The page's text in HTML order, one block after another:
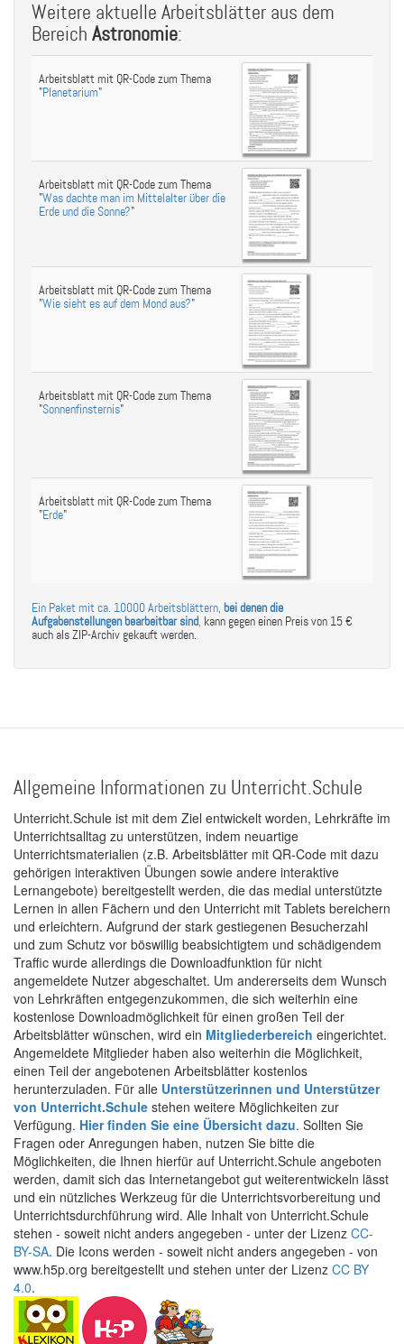
Weitere aktuelle Arbeitsblätter aus dem
Bereich Astronomie:
Arbeitsblatt mit QR-Code zum Thema
"Planetarium"
Arbeitsblatt mit QR-Code zum Thema
"Was dachte man im Mittelalter über die
Erde und die Sonne?"
Arbeitsblatt mit QR-Code zum Thema
"Wie sieht es auf dem Mond aus?"
Arbeitsblatt mit QR-Code zum Thema
"Sonnenfinsternis"
Arbeitsblatt mit QR-Code zum Thema
"Erde"
Ein Paket mit ca. 10000 Arbeitsblättern, bei denen die
Aufgabenstellungen bearbeitbar sind, kann gegen einen Preis von 15 €
auch als ZIP-Archiv gekauft werden.
Allgemeine Informationen zu Unterricht.Schule
Unterricht.Schule ist mit dem Ziel entwickelt worden, Lehrkräfte im
Unterrichtsalltag zu unterstützen, indem neuartige
Unterrichtsmaterialien (z.B. Arbeitsblätter mit QR-Code mit dazu
gehörigen interaktiven Übungen sowie andere interaktive
Lernangebote) bereitgestellt werden, die das medial unterstützte
Lernen in allen Fächern und den Unterricht mit Tablets bereichern
und erleichtern. Aufgrund der stark gestiegenen Besucherzahl
und zum Schutz vor böswillig beabsichtigtem und schädigendem
Traffic wurde allerdings die Downloadfunktion für nicht
angemeldete Nutzer abgeschaltet. Um andererseits dem Wunsch
von Lehrkräften entgegenzukommen, die sich weiterhin eine
kostenlose Downloadmöglichkeit für einen großen Teil der
Arbeitsblätter wünschen, wird ein Mitgliederbereich eingerichtet.
Angemeldete Mitglieder haben also weiterhin die Möglichkeit,
einen Teil der angebotenen Arbeitsblätter kostenlos
herunterzuladen. Für alle Unterstützerinnen und Unterstützer
von Unterricht.Schule stehen weitere Möglichkeiten zur
Verfügung. Hier finden Sie eine Übersicht dazu. Sollten Sie
Fragen oder Anregungen haben, nutzen Sie bitte die
Möglichkeiten, die Ihnen hierfür auf Unterricht.Schule angeboten
werden, damit sich das Internetangebot gut weiterentwickeln lässt
und ein nützliches Werkzeug für die Unterrichtsvorbereitung und
Unterrichtsdurchführung wird. Alle Inhalt von Unterricht.Schule
stehen - soweit nicht anders angegeben - unter der Lizenz CC-
BY-SA. Die Icons werden - soweit nicht anders angegeben - von
www.h5p.org bereitgestellt und stehen unter der Lizenz CC BY
4.0.